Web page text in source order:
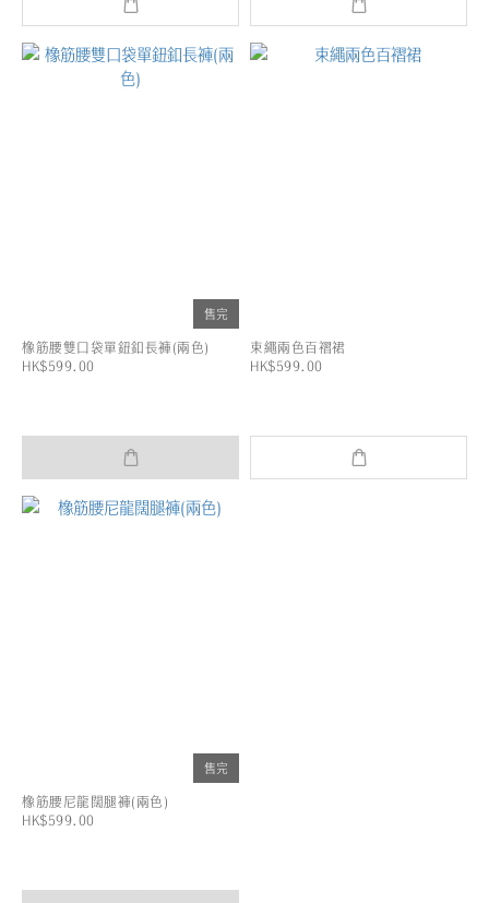
售完
橡筋腰雙口袋單鈕釦長褲(兩色)
HK$599.00
束繩兩色百褶裙
HK$599.00
售完
橡筋腰尼龍闊腿褲(兩色)
HK$599.00